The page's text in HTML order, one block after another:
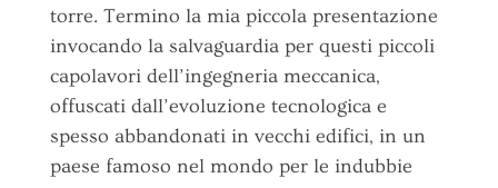
torre. Termino la mia piccola presentazione
invocando la salvaguardia per questi piccoli
capolavori dell’ingegneria meccanica,
offuscati dall’evoluzione tecnologica e
spesso abbandonati in vecchi edifici, in un
paese famoso nel mondo per le indubbie